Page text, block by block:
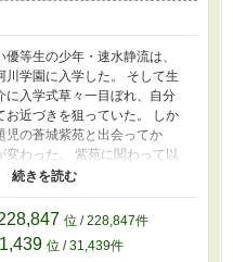
等生の少年・速水静流は、
川学園に入学した。 そして生
に入学式草々一目ぼれ、自分
お近づきを狙っていた。 しか
児の蒼城紫苑と出会ってか
変わった。 紫苑に関わって以
ない。めがねは割られる、生
なる。何よりショックだった
と告白されるなり犯されたこ
自分の嫌いな問題児である紫
こうとはしなかった。だが
位 / 228,847件
位 / 31,439件